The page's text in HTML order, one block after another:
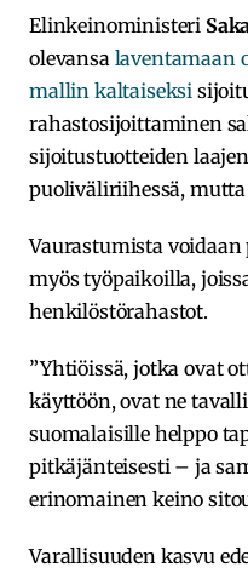
Elinkeinoministeri
olevansa laventamaan
mallin kaltaiseksi
rahastosijoittaminen
sijoitustuotteiden
puoliväliriihessä, mutta
Vaurastumista
myös työpaikoilla,
henkilöstörahastot.
”Yhtiöissä, jotka ovat
käyttöön, ovat ne
suomalaisille helppo
pitkäjänteisesti – ja
erinomainen keino
Varallisuuden kasvu